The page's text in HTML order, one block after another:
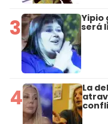
3 Yipio
será
4 La